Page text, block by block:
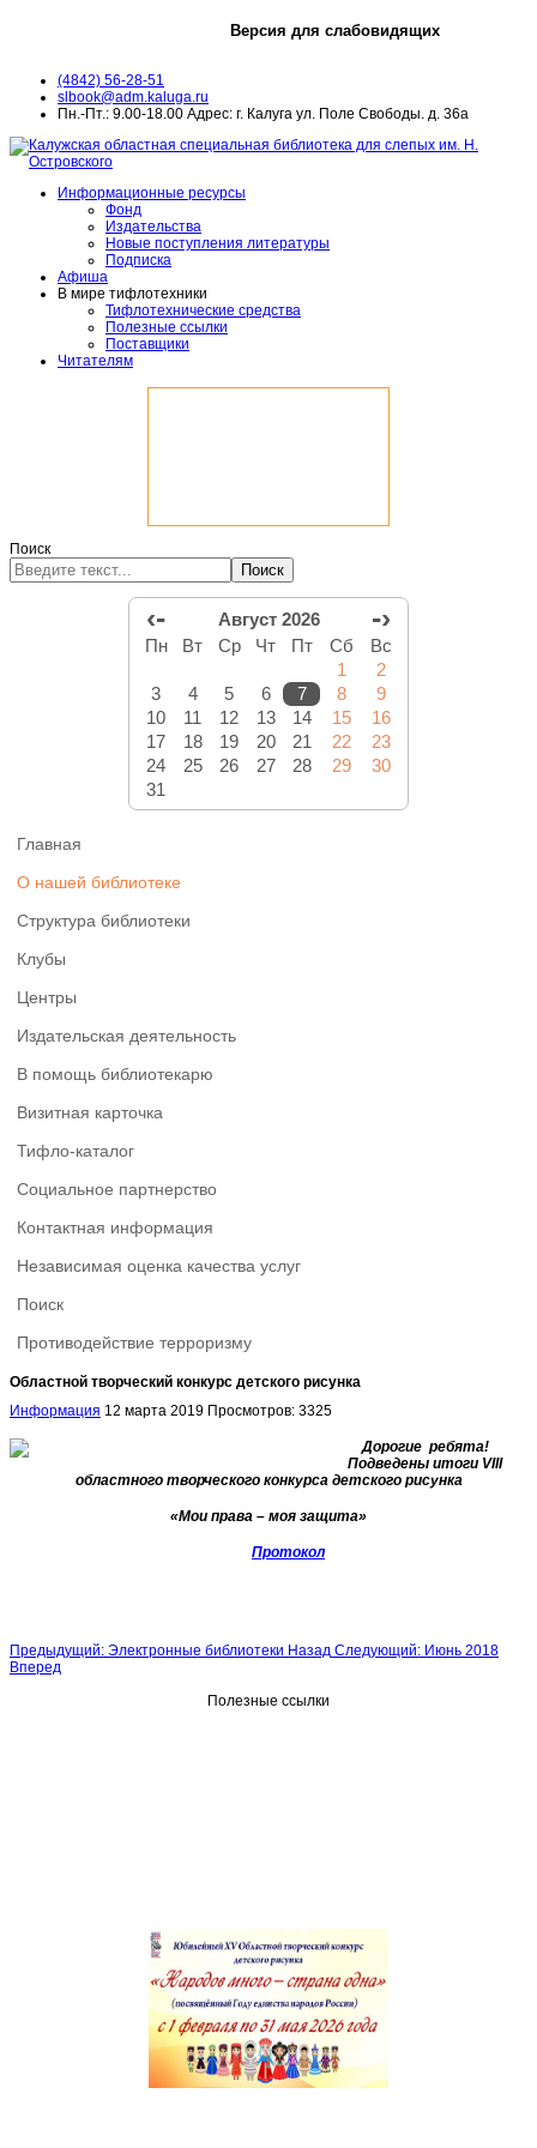
Версия для слабовидящих
(4842) 56-28-51
slbook@adm.kaluga.ru
Пн.-Пт.: 9.00-18.00 Адрес: г. Калуга ул. Поле Свободы. д. 36а
Информационные ресурсы
Фонд
Издательства
Новые поступления литературы
Подписка
Афиша
В мире тифлотехники
Тифлотехнические средства
Полезные ссылки
Поставщики
Читателям
Поиск
Поиск
‹- Август 2026 -›
Пн Вт Ср Чт Пт Сб
Вс
1
2
3
4 5 6 7 8
9
10
11 12 13 14 15
16
17
18 19 20 21 22
23
24
25 26 27 28 29
30
31
Главная
О нашей библиотеке
Структура библиотеки
Клубы
Центры
Издательская деятельность
В помощь библиотекарю
Визитная карточка
Тифло-каталог
Социальное партнерство
Контактная информация
Независимая оценка качества услуг
Поиск
Противодействие терроризму
Областной творческий конкурс детского рисунка
Информация 12 марта 2019 Просмотров: 3325
Дорогие ребята!
Подведены итоги VIII
областного творческого конкурса детского рисунка
«Мои права – моя защита»
Протокол
Предыдущий: Электронные библиотеки Назад Следующий: Июнь 2018
Вперед
Полезные ссылки